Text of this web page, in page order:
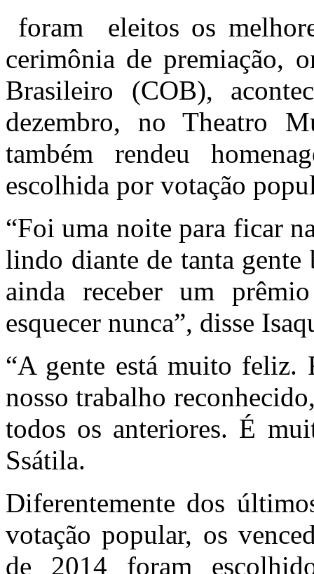
foram eleitos os
cerimônia de premiação,
Brasileiro (COB),
dezembro, no Theatro
também rendeu
escolhida por votação
“Foi uma noite para ficar
lindo diante de tanta gente
ainda receber um
esquecer nunca”, disse
“A gente está muito
nosso trabalho
todos os anteriores. É
Ssátila.
Diferentemente dos
votação popular, os
de 2014 foram